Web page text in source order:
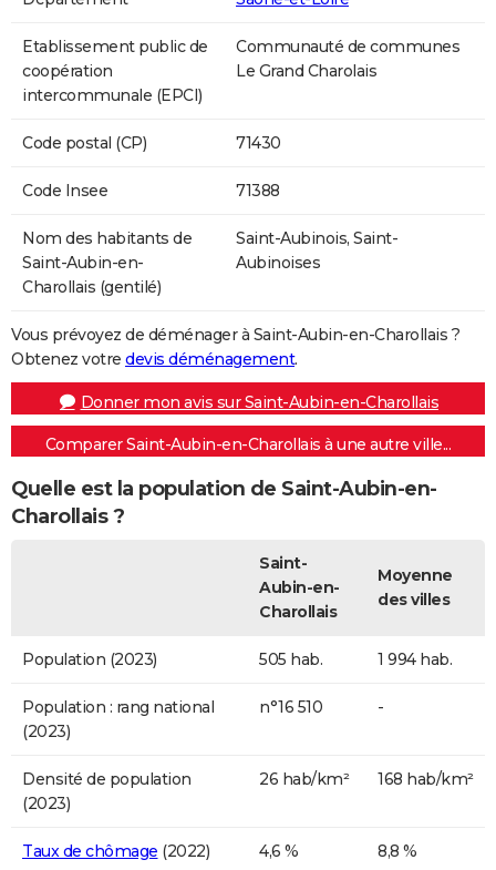
Etablissement public de
coopération
intercommunale (EPCI)
Communauté de communes
Le Grand Charolais
Code postal (CP) 71430
Code Insee 71388
Nom des habitants de
Saint-Aubin-en-
Charollais (gentilé)
Saint-Aubinois, Saint-
Aubinoises
Vous prévoyez de déménager à Saint-Aubin-en-Charollais ?
Obtenez votre devis déménagement.
Donner mon avis sur Saint-Aubin-en-Charollais
Comparer Saint-Aubin-en-Charollais à une autre ville...
Quelle est la population de Saint-Aubin-en-
Charollais ?
Saint-
Aubin-en-
Charollais
Moyenne
des villes
Population (2023) 505 hab. 1 994 hab.
Population : rang national
(2023)
n°16 510 -
Densité de population
(2023)
26 hab/km² 168 hab/km²
Taux de chômage (2022) 4,6 % 8,8 %